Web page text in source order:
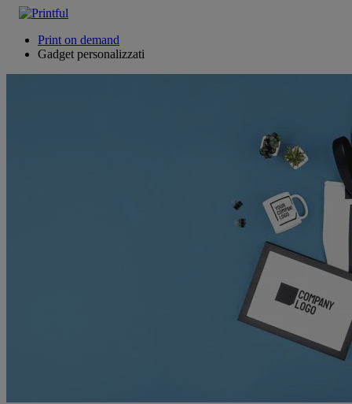
Print on demand
Gadget personalizzati